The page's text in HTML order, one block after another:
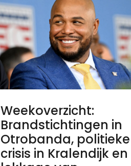
Weekoverzicht:
Brandstichtingen in
Otrobanda, politieke
crisis in Kralendijk en